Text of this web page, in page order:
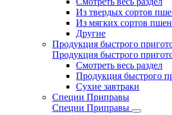
Из твердых сортов
Из мягких сортов
Другие
Продукция быстрого
Продукция быстрого
Смотреть весь раздел
Продукция быстрого
Сухие завтраки
Специи Приправы
Специи Приправы